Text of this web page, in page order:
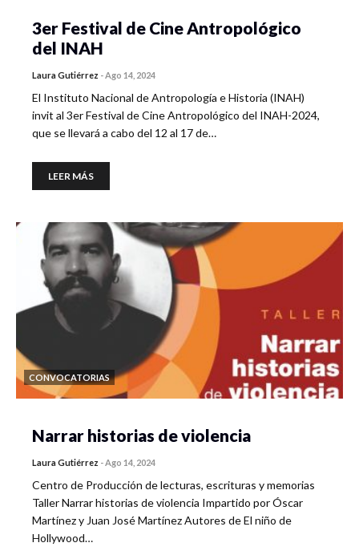
3er Festival de Cine Antropológico
del INAH
Laura Gutiérrez -Ago 14, 2024
El Instituto Nacional de Antropología e Historia (INAH)
invit al 3er Festival de Cine Antropológico del INAH-2024,
que se llevará a cabo del 12 al 17 de…
LEER MÁS
CONVOCATORIAS
Narrar historias de violencia
Laura Gutiérrez -Ago 14, 2024
Centro de Producción de lecturas, escrituras y memorias
Taller Narrar historias de violencia Impartido por Óscar
Martínez y Juan José Martínez Autores de El niño de
Hollywood…